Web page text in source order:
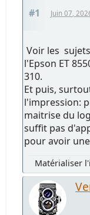
#1 Juin 07,
Voir les
l'Epson ET
310.
Et puis,
l'impression:
maitrise du
suffit pas
pour avoir
Matérialiser